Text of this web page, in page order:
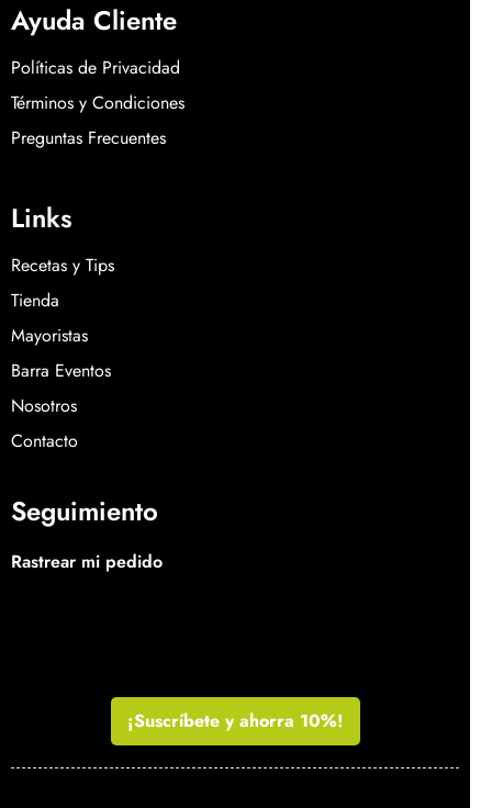
Ayuda Cliente
Políticas de Privacidad
Términos y Condiciones
Preguntas Frecuentes
Links
Recetas y Tips
Tienda
Mayoristas
Barra Eventos
Nosotros
Contacto
Seguimiento
Rastrear mi pedido
¡Suscríbete y ahorra 10%!